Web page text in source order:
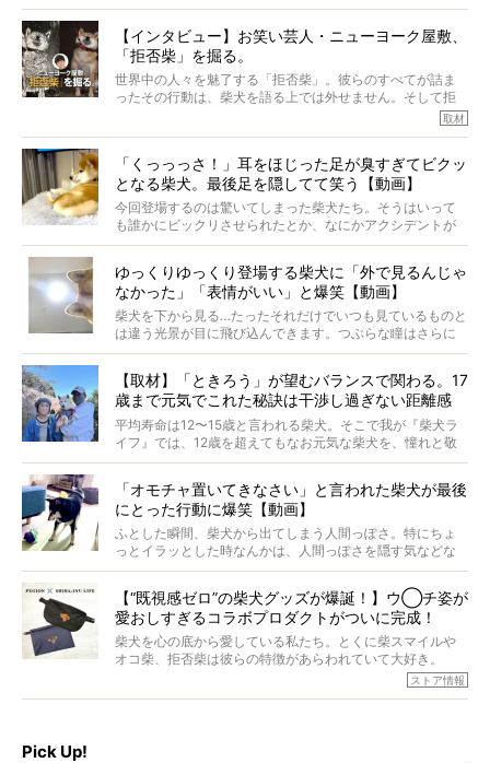
語でした。
※画像はすべてイメージです
※この記事は個人の感想であり、効果・効能を示すものではありません
そんな噂を聞きつけ、今回はハワイの柴犬たちを取材して
きました！
【インタビュー】お笑い芸人・ニューヨーク屋敷、
「拒否柴」を掘る。
世界中の人々を魅了する「拒否柴」。彼らのすべてが詰ま
ったその行動は、柴犬を語る上では外せません。そして拒
否柴がここまで話題になるのは、“映える”ことも理由のひと
がるのでしょうか。
最近版画製作を始めた、お笑いコンビ「ニューヨーク」の
屋敷裕政さんに、拒否柴を掘っていただきました！ イン
タビューと合わせてご覧ください。
取材
「くっっっさ！」耳をほじった足が臭すぎてビクッ
となる柴犬。最後足を隠してて笑う【動画】
今回登場するのは驚いてしまった柴犬たち。そうはいって
も誰かにビックリさせられたとか、なにかアクシデントが
起きたとか、そういうことが原因ではありません。全ての
ゆっくりゆっくり登場する柴犬に「外で見るんじゃ
なかった」「表情がいい」と爆笑【動画】
柴犬を下から見る…たったそれだけでいつも見ているものと
は違う光景が目に飛び込んできます。つぶらな瞳はさらに
つぶらに見え、モフモフのお顔はさらにモフモフに見えま
【取材】「ときろう」が望むバランスで関わる。17
歳まで元気でこれた秘訣は干渉し過ぎない距離感
#38ときろう
平均寿命は12〜15歳と言われる柴犬。そこで我が『柴犬ラ
イフ』では、12歳を超えてもなお元気な柴犬を、憧れと敬
意を込めて“レジェンド柴”と呼んでいます。 この特集で
ォーカスし、その元気の秘訣や、老犬と暮らすうえで大切
だと思うことを、オーナーさんに語っていただきます。今
回登場してくれたのは、17歳のときろうくん。小さい頃か
ら食が細かったため、何でも食べさせてきたということで
「オモチャ置いてきなさい」と言われた柴犬が最後
にとった行動に爆笑【動画】
ふとした瞬間、柴犬から出てしまう人間っぽさ。特にちょ
っとイラッとした時なんかは、人間っぽさを隠す気などな
いように見えます。もしかして本当の本当は、中身は人間
【“既視感ゼロ”の柴犬グッズが爆誕！】ウ◯チ姿が
愛おしすぎるコラボプロダクトがついに完成！
柴犬を心の底から愛している私たち。とくに柴スマイルや
オコ柴、拒否柴は彼らの特徴があらわれていて大好き。
でもちょっと待て…もうひとつ、忘れてはならない愛おしい
ストア情報
Pick Up!